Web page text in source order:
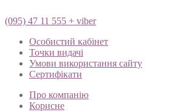
(095) 47 11 555 + viber
Особистий кабінет
Точки видачі
Умови використання сайту
Сертифікати
Про компанію
Корисне